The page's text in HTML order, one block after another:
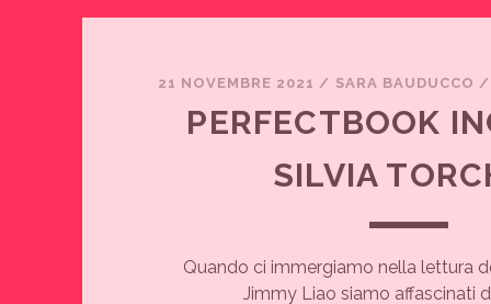
21 NOVEMBRE 2021 / SARA BAUDUCCO /
PERFECTBOOK
SILVIA
Quando ci immergiamo nella lettura
Jimmy Liao siamo affascinati